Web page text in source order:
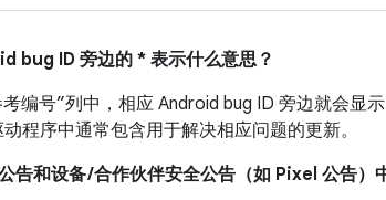
bug ID 旁边的 * 表示什么意思？
编号”列中，相应 Android bug ID 旁边就会显
程序中通常包含用于解决相应问题的更新。
告和设备 /合作伙伴安全公告（如 Pixel 公告）